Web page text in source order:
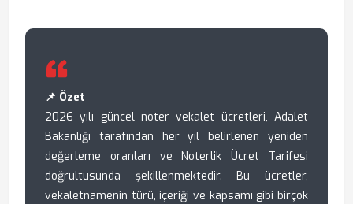
📌 Özet
2026 yılı güncel noter vekalet ücretleri, Adalet
Bakanlığı tarafından her yıl belirlenen yeniden
değerleme oranları ve Noterlik Ücret Tarifesi
doğrultusunda şekillenmektedir. Bu ücretler,
vekaletnamenin türü, içeriği ve kapsamı gibi birçok